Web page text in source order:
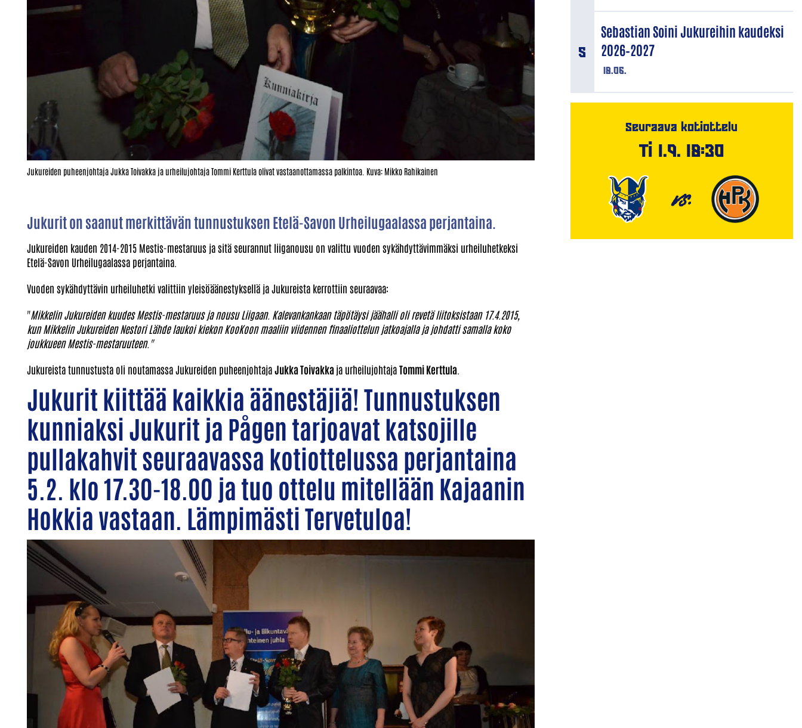
Jukureiden puheenjohtaja Jukka Toivakka ja urheilujohtaja Tommi Kerttula olivat vastaanottamassa palkintoa. Kuva: Mikko Rahikainen
Jukurit on saanut merkittävän tunnustuksen Etelä-Savon Urheilugaalassa perjantaina.
Jukureiden kauden 2014-2015 Mestis-mestaruus ja sitä seurannut liiganousu on valittu vuoden sykähdyttävimmäksi urheiluhetkeksi
Etelä-Savon Urheilugaalassa perjantaina.
Vuoden sykähdyttävin urheiluhetki valittiin yleisöäänestyksellä ja Jukureista kerrottiin seuraavaa:
"Mikkelin Jukureiden kuudes Mestis-mestaruus ja nousu Liigaan. Kalevankankaan täpötäysi jäähalli oli revetä liitoksistaan 17.4.2015,
kun Mikkelin Jukureiden Nestori Lähde laukoi kiekon KooKoon maaliin viidennen finaaliottelun jatkoajalla ja johdatti samalla koko
joukkueen Mestis-mestaruuteen."
Jukureista tunnustusta oli noutamassa Jukureiden puheenjohtajaJukka Toivakkaja urheilujohtajaTommi Kerttula
Jukurit kiittää kaikkia äänestäjiä! Tunnustuksen
kunniaksi Jukurit ja Pågen tarjoavat katsojille
pullakahvit seuraavassa kotiottelussa perjantaina
5.2. klo 17.30-18.00 ja tuo ottelu mitellään Kajaanin
Hokkia vastaan. Lämpimästi Tervetuloa!
18.06.
Sebastian Soini Jukureihin kaudeksi
2026–2027
Seuraava kotiottelu
Ti 1.9. 18:30
VS.